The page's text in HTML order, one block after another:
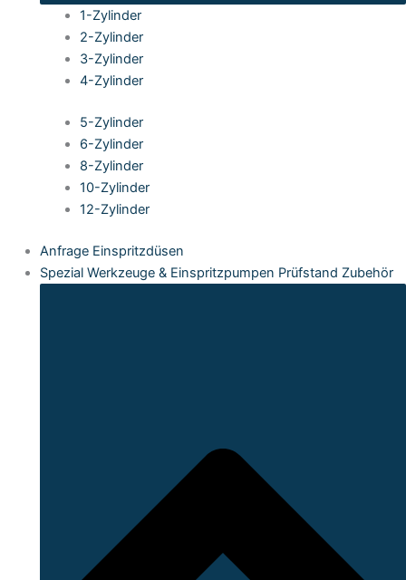
1-Zylinder
2-Zylinder
3-Zylinder
4-Zylinder
5-Zylinder
6-Zylinder
8-Zylinder
10-Zylinder
12-Zylinder
Anfrage Einspritzdüsen
Spezial Werkzeuge & Einspritzpumpen Prüfstand Zubehör